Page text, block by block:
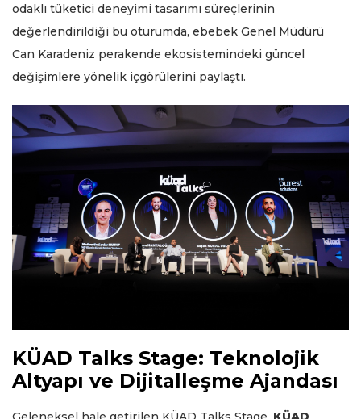
odaklı tüketici deneyimi tasarımı süreçlerinin
değerlendirildiği bu oturumda, ebebek Genel Müdürü
Can Karadeniz perakende ekosistemindeki güncel
değişimlere yönelik içgörülerini paylaştı.
KÜAD Talks Stage: Teknolojik
Altyapı ve Dijitalleşme Ajandası